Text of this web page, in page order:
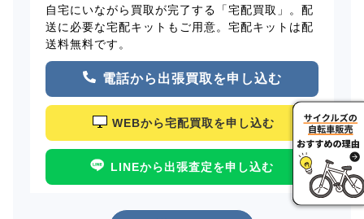
自宅にいながら買取が完了する「宅配買取」。配
送に必要な宅配キットもご用意。宅配キットは配
送料無料です。
電話から出張買取を申し込む
WEBから宅配買取を申し込む
LINEから出張査定を申し込む